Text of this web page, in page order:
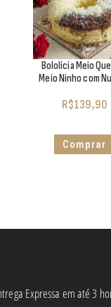
Bololícia Meio
Meio Ninho com
R$139,90
Comprar
Expressa em até 3